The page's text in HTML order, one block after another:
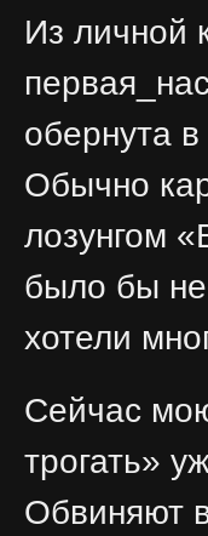
Из личной
обернута
Обычно
лозунгом
было бы не
хотели
Сейчас
трогать»
Обвиняют